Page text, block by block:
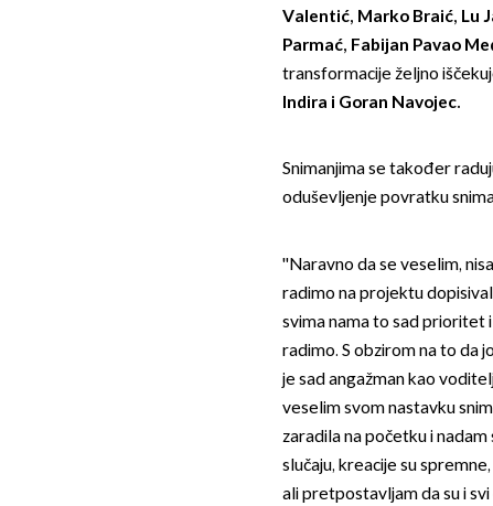
Valentić, Marko Braić, Lu
Parmać, Fabijan Pavao
transformacije željno
Indira i Goran Navojec.
Snimanjima se također
oduševljenje povratku
''Naravno da se veselim,
radimo na projektu
svima nama to sad prioritet
radimo. S obzirom na to da
je sad angažman kao
veselim svom nastavku
zaradila na početku i
slučaju, kreacije su
ali pretpostavljam da su i